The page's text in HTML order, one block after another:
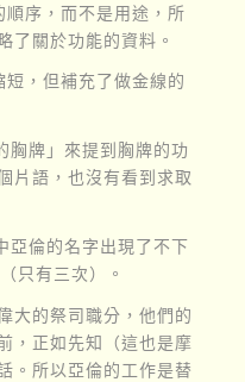
順序，而不是用途，所
了關於功能的資料。
短，但補充了做金線的
胸牌」來提到胸牌的功
片語，也沒有看到求取
亞倫的名字出現了不下
只有三次）。
大的祭司職分，他們的
，正如先知（這也是摩
。所以亞倫的工作是替